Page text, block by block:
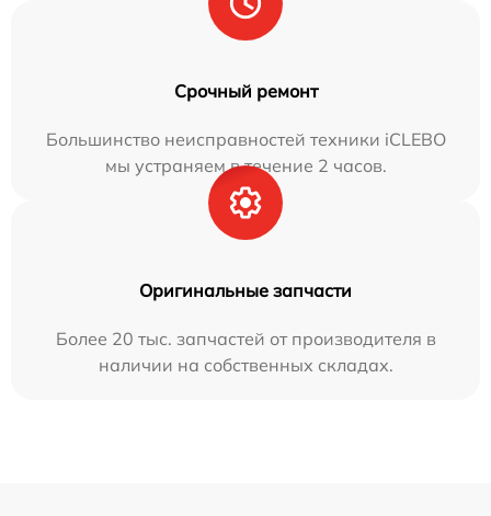
Срочный ремонт
Большинство неисправностей техники iCLEBO
мы устраняем в течение 2 часов.
Оригинальные запчасти
Более 20 тыс. запчастей от производителя в
наличии на собственных складах.